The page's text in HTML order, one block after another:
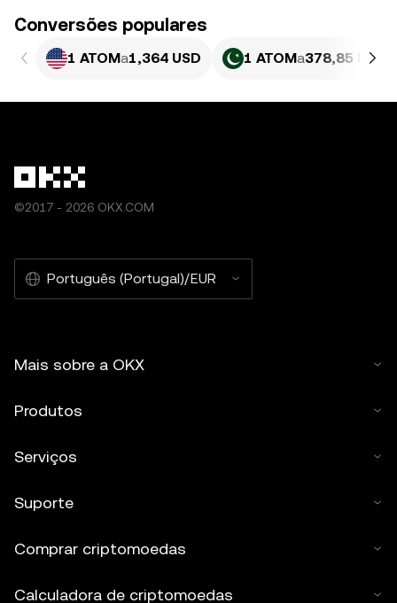
Conversões populares
1 ATOMa1,364 USD 1 ATOMa378,85 PKR
©2017 - 2026 OKX.COM
Português (Portugal)/EUR
Mais sobre a OKX
Produtos
Serviços
Suporte
Comprar criptomoedas
Calculadora de criptomoedas